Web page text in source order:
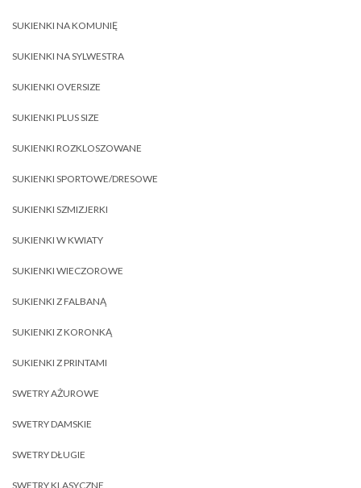
SUKIENKI NA KOMUNIĘ
SUKIENKI NA SYLWESTRA
SUKIENKI OVERSIZE
SUKIENKI PLUS SIZE
SUKIENKI ROZKLOSZOWANE
SUKIENKI SPORTOWE/DRESOWE
SUKIENKI SZMIZJERKI
SUKIENKI W KWIATY
SUKIENKI WIECZOROWE
SUKIENKI Z FALBANĄ
SUKIENKI Z KORONKĄ
SUKIENKI Z PRINTAMI
SWETRY AŻUROWE
SWETRY DAMSKIE
SWETRY DŁUGIE
SWETRY KLASYCZNE